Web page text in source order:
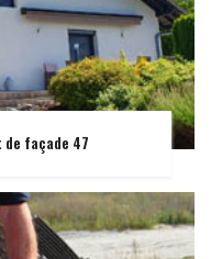
façade 47